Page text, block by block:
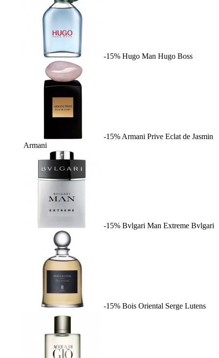
-15% Hugo Man Hugo Boss
-15% Armani Prive Eclat de Jasmin
Armani
-15% Bvlgari Man Extreme Bvlgari
-15% Bois Oriental Serge Lutens